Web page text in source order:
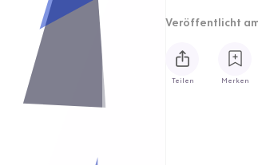
Veröffentlicht
Teilen Merken